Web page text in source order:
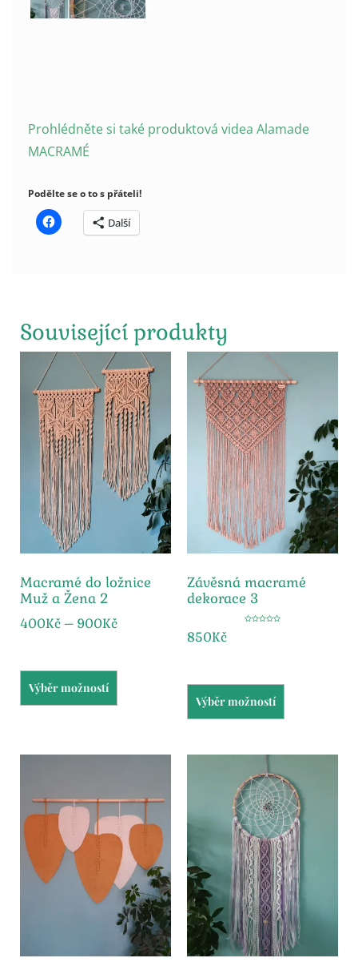
Prohlédněte si také produktová videa Alamade
MACRAMÉ
Podělte se o to s přáteli!
Další
Související produkty
Macramé do ložnice
Muž a Žena 2
400Kč – 900Kč
Výběr možností
Závěsná macramé
dekorace 3
850Kč
Výběr možností